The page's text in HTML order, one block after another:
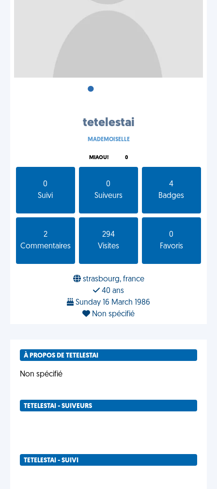
•
tetelestai
MADEMOISELLE
MIAOU! 0
0
Suivi
0
Suiveurs
4
Badges
2
Commentaires
294
Visites
0
Favoris
strasbourg, france
40 ans
Sunday 16 March 1986
Non spécifié
À PROPOS DE TETELESTAI
Non spécifié
TETELESTAI - SUIVEURS
TETELESTAI - SUIVI